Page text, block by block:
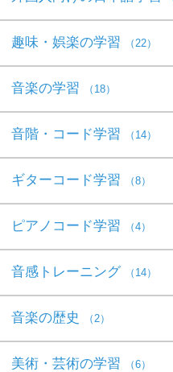
趣味・娯楽の学習 （22）
音楽の学習 （18）
音階・コード学習 （14）
ギターコード学習 （8）
ピアノコード学習 （4）
音感トレーニング （14）
音楽の歴史 （2）
美術・芸術の学習 （6）